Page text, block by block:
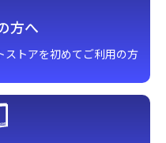
方へ
ストアを初めてご利用の方